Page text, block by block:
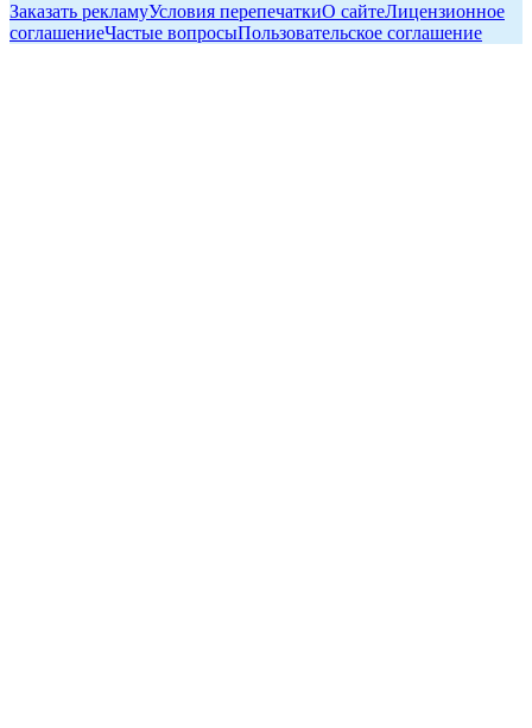
Заказать рекламуУсловия перепечаткиО сайтеЛицензионное
соглашениеЧастые вопросыПользовательское соглашение